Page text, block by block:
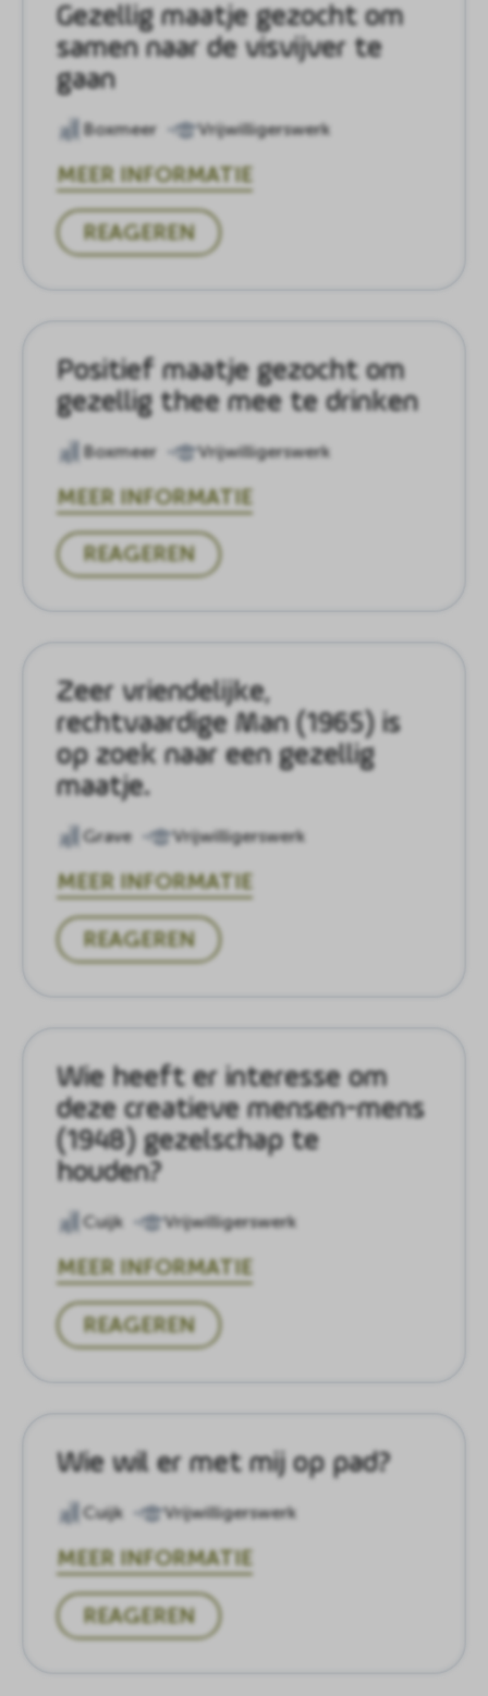
Gezellig maatje gezocht om
samen naar de visvijver te
gaan
Boxmeer Vrijwilligerswerk
MEER INFORMATIE
REAGEREN
Positief maatje gezocht om
gezellig thee mee te drinken
Boxmeer Vrijwilligerswerk
MEER INFORMATIE
REAGEREN
Zeer vriendelijke,
rechtvaardige Man (1965) is
op zoek naar een gezellig
maatje.
Grave Vrijwilligerswerk
MEER INFORMATIE
REAGEREN
Wie heeft er interesse om
deze creatieve mensen-mens
(1948) gezelschap te
houden?
Cuijk Vrijwilligerswerk
MEER INFORMATIE
REAGEREN
Wie wil er met mij op pad?
Cuijk Vrijwilligerswerk
MEER INFORMATIE
REAGEREN